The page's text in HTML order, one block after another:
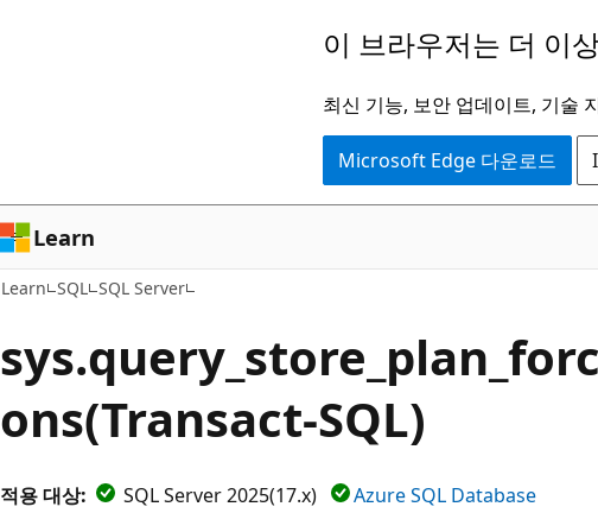
로
건
너
뛰
이 브라우저는 더 이
최신 기능, 보안 업데이트, 기술
Microsoft Edge 다운로드
Learn
Learn SQL SQL Server
ons(Transact-SQL)
적용 대상: SQL Server 2025(17.x) Azure SQL Database